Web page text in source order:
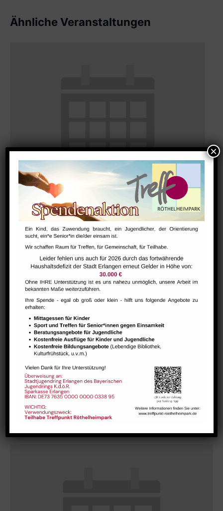
Ähnliche Veranstaltungen
Bharathanatiyam Kindertanzgruppe
August 9 @ 10:00 - 12:00
Hausaufgabenbetreuung (nicht während der Ferien)
August 10 @ 13:30 - 15:00